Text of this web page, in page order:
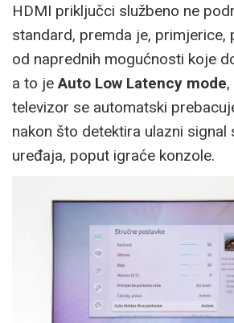
HDMI priključci službeno ne
standard, premda je, primjerice,
od naprednih mogućnosti koje
a to jeAuto Low Latency mode
televizor se automatski
nakon što detektira ulazni signal
uređaja, poput igraće konzole.